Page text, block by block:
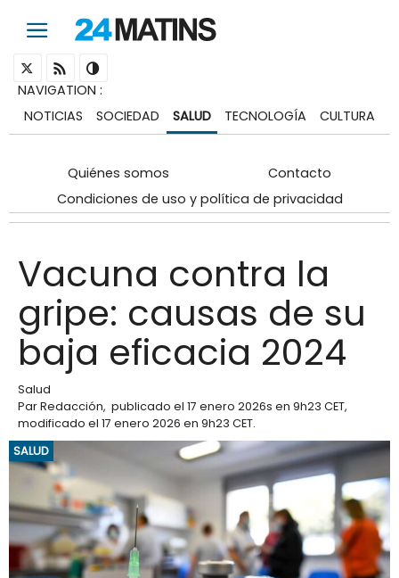
NAVIGATION :
NOTICIAS
SOCIEDAD SALUD TECNOLOGÍA CULTURA
Quiénes somos
Contacto
Condiciones de uso y política de privacidad
Vacuna contra la
gripe: causas de su
baja eficacia 2024
Salud
ParRedacción, publicado el 17 enero 2026s en 9h23 CET,
modificado el 17 enero 2026 en 9h23 CET.
SALUD